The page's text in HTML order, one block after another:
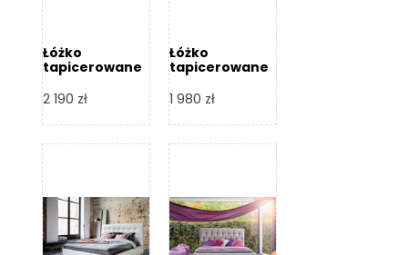
Łóżko
tapicerowane
Design
2 190 zł
Łóżko
tapicerowane
Design
1 980 zł